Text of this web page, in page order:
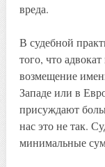
вреда.
В судебной
того, что
возмещение
Западе или в
присуждают
нас это не так.
минимальные